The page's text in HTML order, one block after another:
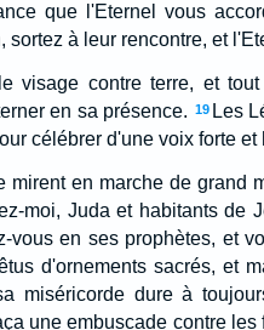
que l'Eternel vous
sortez à leur rencontre, et
visage contre terre, et
en sa présence. 19 Les
célébrer d'une voix forte
mirent en marche de grand
moi, Juda et habitants de
vous en ses prophètes, et
d'ornements sacrés, et
miséricorde dure à
une embuscade contre